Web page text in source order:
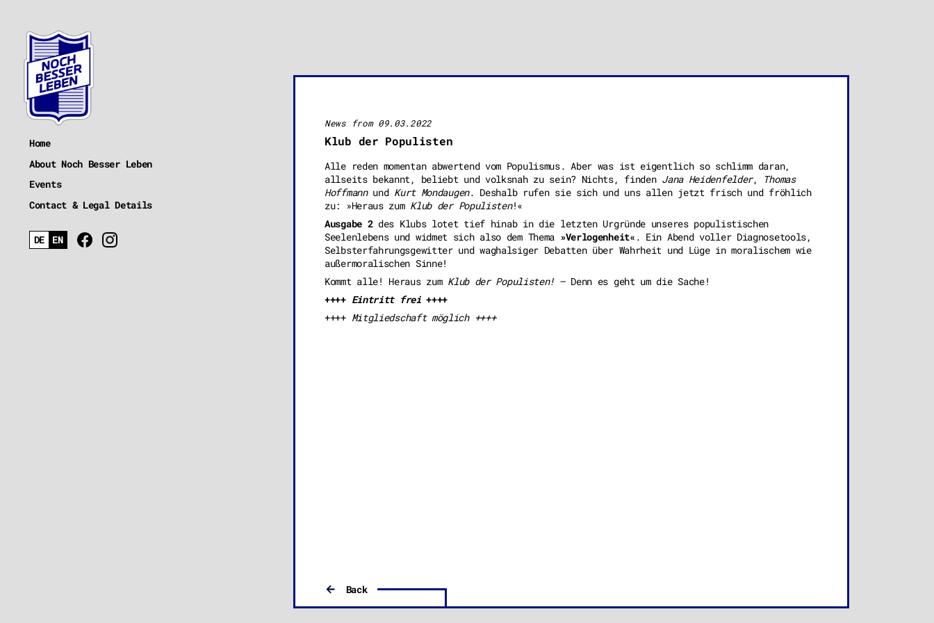
Home
About Noch Besser Leben
Events
Contact & Legal Details
News from 09.03.2022
Klub der Populisten
Alle reden momentan abwertend vom Populismus. Aber was ist eigentlich so schlimm daran,
allseits bekannt, beliebt und volksnah zu sein? Nichts, finden Jana Heidenfelder, Thomas
Hoffmannund Kurt Mondaugen. Deshalb rufen sie sich und uns allen jetzt frisch und fröhlich
zu: »Heraus zum Klub der Populisten!«
Ausgabe 2des Klubs lotet tief hinab in die letzten Urgründe unseres populistischen
Seelenlebens und widmet sich also dem Thema »Verlogenheit« . Ein Abend voller Diagnosetools,
Selbsterfahrungsgewitter und waghalsiger Debatten über Wahrheit und Lüge in moralischem wie
außermoralischen Sinne!
Kommt alle! Heraus zum Klub der Populisten! – Denn es geht um die Sache!
++++ Eintritt frei++++
++++ Mitgliedschaft möglich ++++
Back